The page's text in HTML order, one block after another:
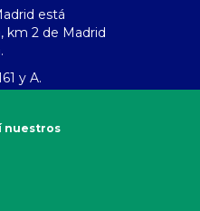
está
km 2 de Madrid
y A.
nuestros